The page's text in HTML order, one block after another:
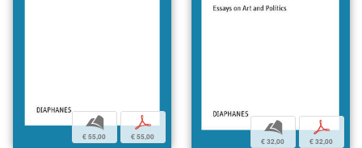
b
€ 55,00
p
€ 55,00
b
€ 32,00
p
€ 32,00